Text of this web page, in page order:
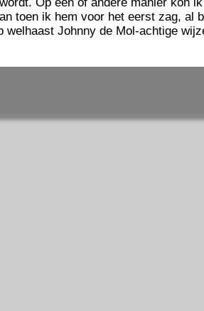
toen ik hem voor het eerst zag, al
welhaast Johnny de Mol-achtige